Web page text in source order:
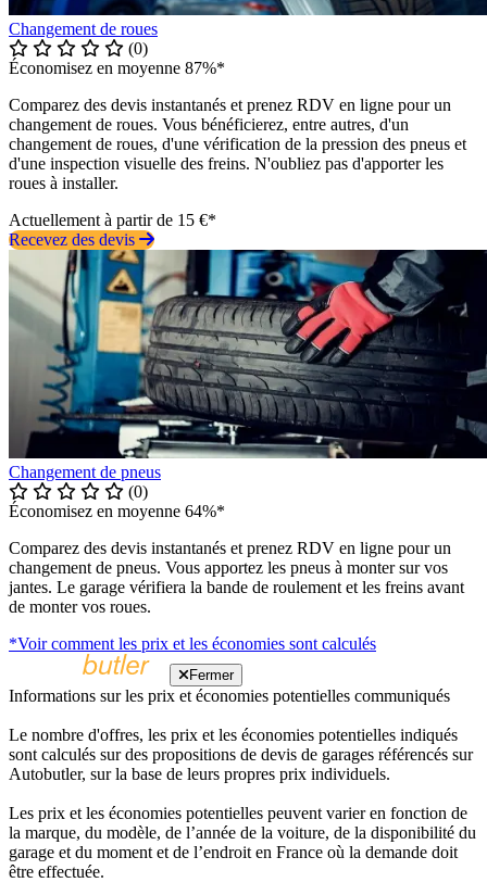
Changement de roues
(0)
Économisez en moyenne 87%*
Comparez des devis instantanés et prenez RDV en ligne pour un
changement de roues. Vous bénéficierez, entre autres, d'un
changement de roues, d'une vérification de la pression des pneus et
d'une inspection visuelle des freins. N'oubliez pas d'apporter les
roues à installer.
Actuellement à partir de 15 €*
Recevez des devis
Changement de pneus
(0)
Économisez en moyenne 64%*
Comparez des devis instantanés et prenez RDV en ligne pour un
changement de pneus. Vous apportez les pneus à monter sur vos
jantes. Le garage vérifiera la bande de roulement et les freins avant
de monter vos roues.
*Voir comment les prix et les économies sont calculés
Fermer
Informations sur les prix et économies potentielles communiqués
Le nombre d'offres, les prix et les économies potentielles indiqués
sont calculés sur des propositions de devis de garages référencés sur
Autobutler, sur la base de leurs propres prix individuels.
Les prix et les économies potentielles peuvent varier en fonction de
la marque, du modèle, de l’année de la voiture, de la disponibilité du
garage et du moment et de l’endroit en France où la demande doit
être effectuée.